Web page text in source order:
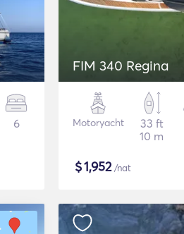
6
FIM 340 Regina
Motoryacht
33 ft
10 m
$1,952/nat